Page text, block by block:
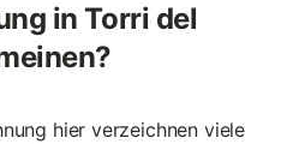
in Torri del
hier verzeichnen viele